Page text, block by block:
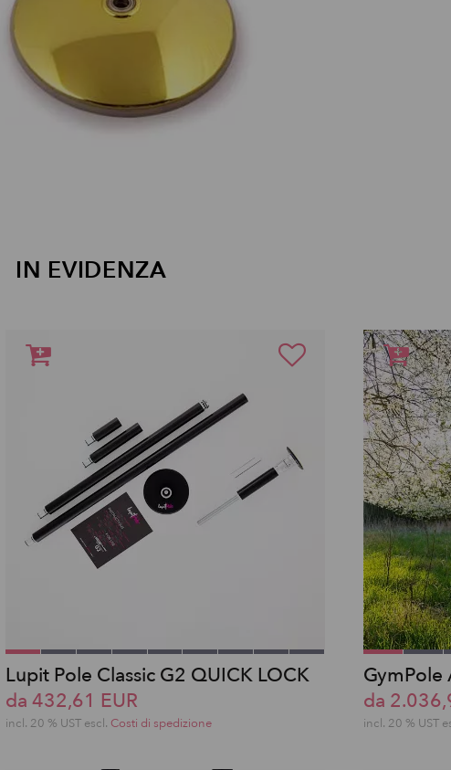
IN EVIDENZA
Lupit Pole Classic G2 QUICK LOCK
da 432,61 EUR
incl. 20 % UST escl. Costi di spedizione
GymPole
da
incl. 20 % UST